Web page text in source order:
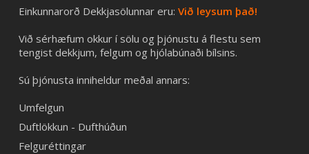
Einkunnarorð Dekkjasölunnar eru: Við leysum það!
Við sérhæfum okkur í sölu og þjónustu á flestu sem
tengist dekkjum, felgum og hjólabúnaði bílsins.
Sú þjónusta inniheldur meðal annars:
Umfelgun
Duftlökkun - Dufthúðun
Felguréttingar